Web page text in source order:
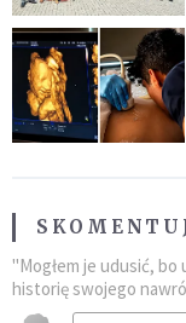
"Mogłem je udusić, bo
historię swojego